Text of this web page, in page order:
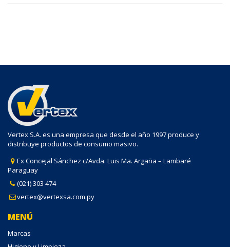
Vertex S.A. es una empresa que desde el año 1997 produce y
distribuye productos de consumo masivo.
Ex Concejal Sánchez c/Avda. Luis Ma. Argaña – Lambaré
Paraguay
(021) 303 474
vertex@vertexsa.com.py
MENÚ
Marcas